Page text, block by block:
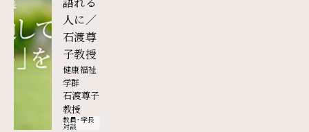
人に／
石渡尊
子教授
健康福祉
学群
石渡尊子
教授
教員・学長
対談